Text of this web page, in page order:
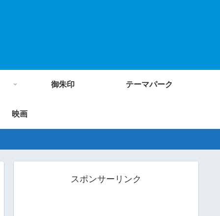
御朱印 テーマパーク
映画
スポンサーリンク